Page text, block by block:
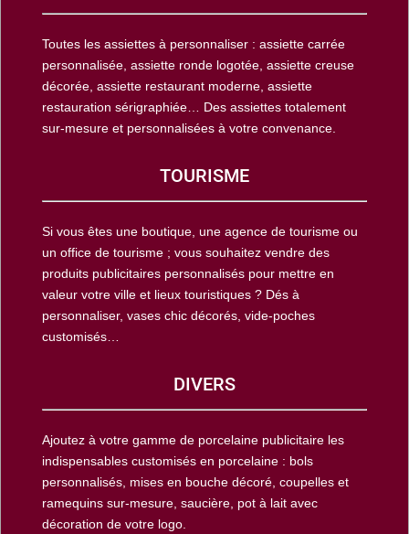
Toutes les assiettes à personnaliser : assiette carrée
personnalisée, assiette ronde logotée, assiette creuse
décorée, assiette restaurant moderne, assiette
restauration sérigraphiée… Des assiettes totalement
sur-mesure et personnalisées à votre convenance.
TOURISME
Si vous êtes une boutique, une agence de tourisme ou
un office de tourisme ; vous souhaitez vendre des
produits publicitaires personnalisés pour mettre en
valeur votre ville et lieux touristiques ? Dés à
personnaliser, vases chic décorés, vide-poches
customisés…
DIVERS
Ajoutez à votre gamme de porcelaine publicitaire les
indispensables customisés en porcelaine : bols
personnalisés, mises en bouche décoré, coupelles et
ramequins sur-mesure, saucière, pot à lait avec
décoration de votre logo.